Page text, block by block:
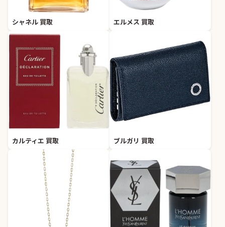
シャネル 買取 エルメス 買取
カルティエ 買取 ブルガリ 買取